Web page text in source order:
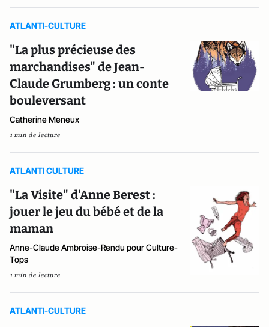
ATLANTI-CULTURE
"La plus précieuse des
marchandises" de Jean-
Claude Grumberg : un conte
bouleversant
Catherine Meneux
1 min de lecture
ATLANTI CULTURE
"La Visite" d'Anne Berest :
jouer le jeu du bébé et de la
maman
Anne-Claude Ambroise-Rendu pour Culture-
Tops
1 min de lecture
ATLANTI-CULTURE